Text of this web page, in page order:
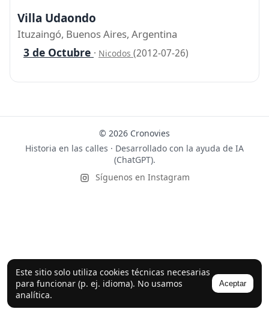
Este sitio solo utiliza cookies técnicas necesarias
para funcionar (p. ej. idioma). No usamos
analítica.
Aceptar
Villa Udaondo
Ituzaingó, Buenos Aires, Argentina
3 de Octubre · Nicodos (2012-07-26)
© 2026 Cronovies
Historia en las calles · Desarrollado con la ayuda de IA
(ChatGPT).
Síguenos en Instagram